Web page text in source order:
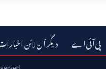
دیگر اؔن لائن پی‌آئی‌اے‎